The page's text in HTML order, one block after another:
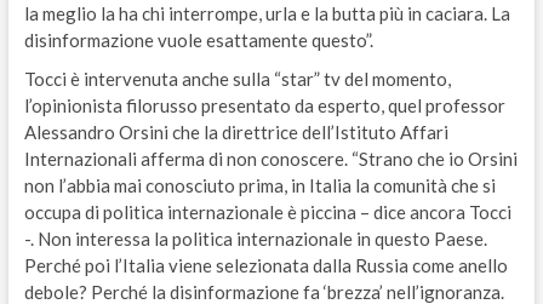
la meglio la ha chi interrompe, urla e la butta più in caciara. La
disinformazione vuole esattamente questo”.
Tocci è intervenuta anche sulla “star” tv del momento,
l’opinionista filorusso presentato da esperto, quel professor
Alessandro Orsini che la direttrice dell’Istituto Affari
Internazionali afferma di non conoscere. “Strano che io Orsini
non l’abbia mai conosciuto prima, in Italia la comunità che si
occupa di politica internazionale è piccina – dice ancora Tocci
-. Non interessa la politica internazionale in questo Paese.
Perché poi l’Italia viene selezionata dalla Russia come anello
debole? Perché la disinformazione fa ‘brezza’ nell’ignoranza.